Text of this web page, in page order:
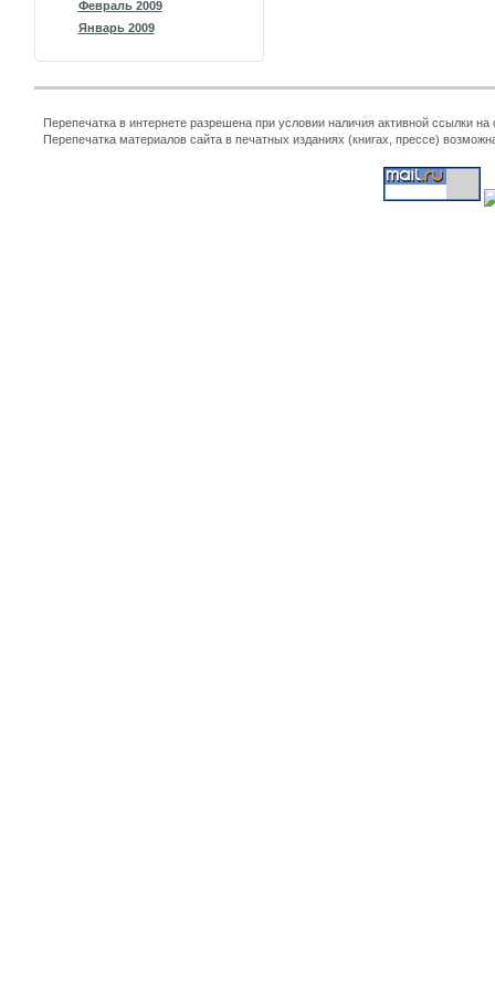
Февраль 2009
Январь 2009
Перепечатка в интернете разрешена при условии наличия активной ссылки на
Перепечатка материалов сайта в печатных изданиях (книгах, прессе)